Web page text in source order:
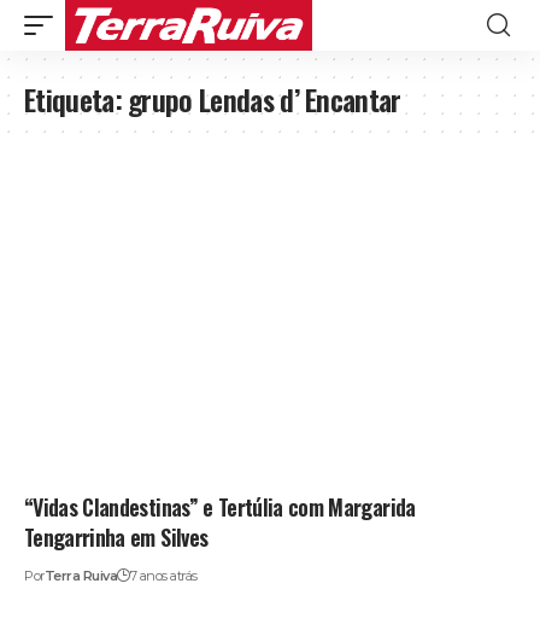
Etiqueta:grupo Lendas d’ Encantar
“Vidas Clandestinas” e Tertúlia com Margarida
Tengarrinha em Silves
PorTerra Ruiva 7 anos atrás